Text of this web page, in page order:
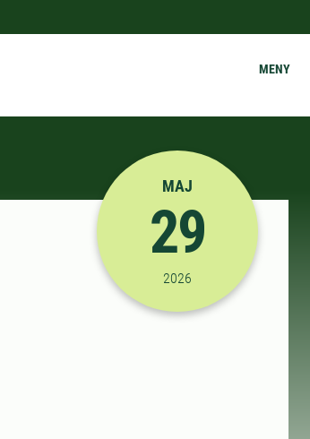
MENY
2026-05-29 13:00:00
MAJ
29
2026